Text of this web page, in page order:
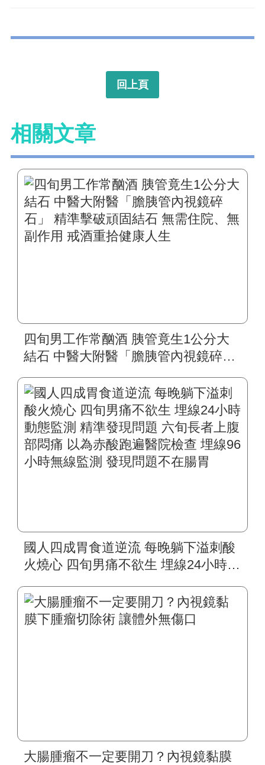
回上頁
相關文章
四旬男工作常酗酒 胰管竟生1公分大
結石 中醫大附醫「膽胰管內視鏡碎
副作用 戒酒重拾健康人生
國人四成胃食道逆流 每晚躺下溢刺酸
火燒心 四旬男痛不欲生 埋線24小時動
悶痛 以為赤酸跑遍醫院檢查 埋線96小
時無線監測 發現問題不在腸胃
大腸腫瘤不一定要開刀？內視鏡黏膜